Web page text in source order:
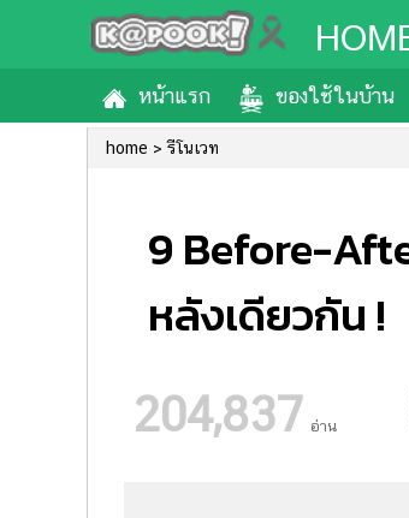
หน้าแรก ของใช้ในบ้าน
home รีโนเวท
9 Before-
หลังเดียวกัน !
204,837 อ่าน